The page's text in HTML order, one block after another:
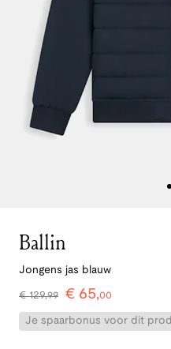
Ballin
Jongens jas blauw
€129,99 € 65,00
Je spaarbonus voor dit